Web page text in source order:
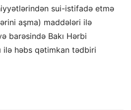
sui-istifadə etmə
aşma) maddələri ilə
barəsində Bakı Hərbi
ilə həbs qətimkan tədbiri